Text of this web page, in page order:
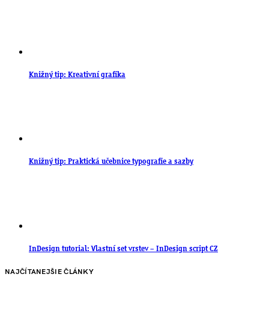
Knižný tip: Kreativní grafika
Knižný tip: Praktická učebnice typografie a sazby
InDesign tutorial: Vlastní set vrstev – InDesign script CZ
NAJČÍTANEJŠIE ČLÁNKY